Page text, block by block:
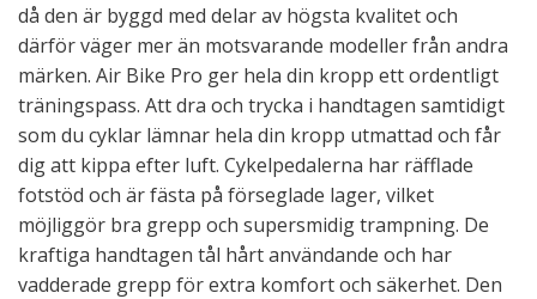
då den är byggd med delar av högsta kvalitet och
därför väger mer än motsvarande modeller från andra
märken. Air Bike Pro ger hela din kropp ett ordentligt
träningspass. Att dra och trycka i handtagen samtidigt
som du cyklar lämnar hela din kropp utmattad och får
dig att kippa efter luft. Cykelpedalerna har räfflade
fotstöd och är fästa på förseglade lager, vilket
möjliggör bra grepp och supersmidig trampning. De
kraftiga handtagen tål hårt användande och har
vadderade grepp för extra komfort och säkerhet. Den